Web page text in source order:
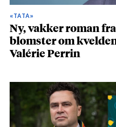
«TATA»
Ny, vakker roman
blomster om
Valérie Perrin